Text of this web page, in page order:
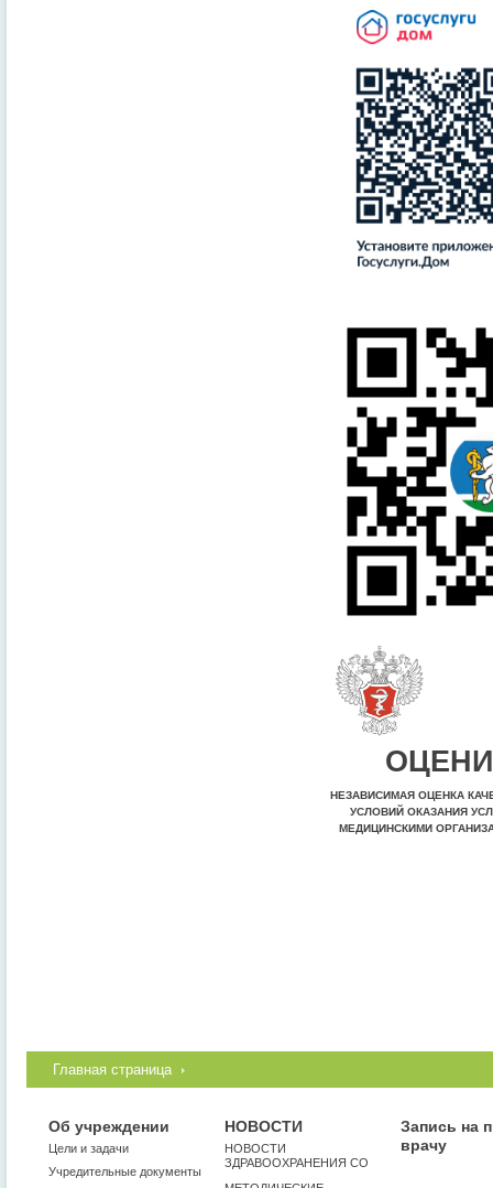
НЕЗАВИСИМАЯ ОЦЕНКА
УСЛОВИЙ ОКАЗАНИЯ
МЕДИЦИНСКИМИ
Главная страница
Об учреждении
Цели и задачи
Учредительные документы
НОВОСТИ
НОВОСТИ
ЗДРАВООХРАНЕНИЯ СО
Запись на
врачу